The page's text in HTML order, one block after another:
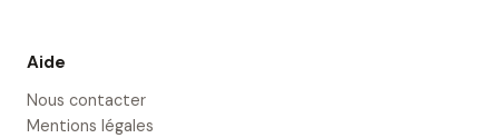
Aide
Nous contacter
Mentions légales